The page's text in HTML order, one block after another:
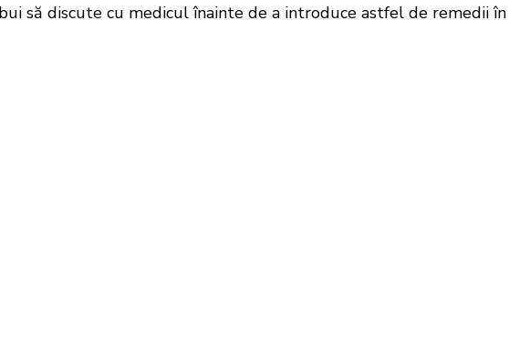
să discute cu medicul înainte de a introduce astfel de remedii în